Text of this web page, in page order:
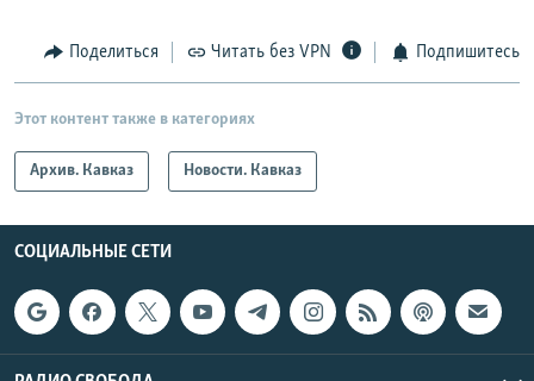
Поделиться Читать без VPN Подпишитесь
Этот контент также в категориях
Архив. Кавказ Новости. Кавказ
СОЦИАЛЬНЫЕ СЕТИ